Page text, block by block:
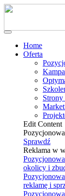
Home
Oferta
Edit Content
Sprawdź
Reklama w
okolicy i
reklamę i